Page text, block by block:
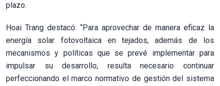
plazo.
Hoai Trang destacó: “Para aprovechar de manera eficaz la
energía solar fotovoltaica en tejados, además de los
mecanismos y políticas que se prevé implementar para
impulsar su desarrollo, resulta necesario continuar
perfeccionando el marco normativo de gestión del sistema